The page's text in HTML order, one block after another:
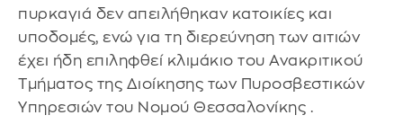
πυρκαγιά δεν απειλήθηκαν κατοικίες και
υποδομές, ενώ για τη διερεύνηση των αιτιών
έχει ήδη επιληφθεί κλιμάκιο του Ανακριτικού
Τμήματος της Διοίκησης των Πυροσβεστικών
Υπηρεσιών του Νομού Θεσσαλονίκης .